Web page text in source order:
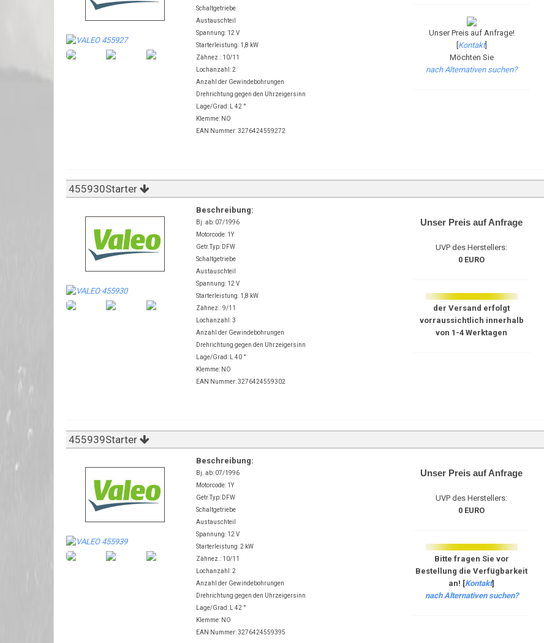
Schaltgetriebe
Austauschteil
Spannung: 12 V
Starterleistung: 1,8 kW
Zähnez.: 10/11
Lochanzahl: 2
Anzahl der Gewindebohrungen
Drehrichtung gegen den Uhrzeigersinn
Lage/Grad: L 42 °
Klemme: NO
EAN Nummer: 3276424559272
Unser Preis auf Anfrage!
Kontakt]
Möchten Sie
nach Alternativen suchen?
455930Starter
Beschreibung:
Bj. ab: 07/1996
Motorcode: 1Y
Getr.Typ: DFW
Schaltgetriebe
Austauschteil
Spannung: 12 V
Starterleistung: 1,8 kW
Zähnez.: 9/11
Lochanzahl: 3
Anzahl der Gewindebohrungen
Drehrichtung gegen den Uhrzeigersinn
Lage/Grad: L 40 °
Klemme: NO
EAN Nummer: 3276424559302
Unser Preis auf Anfrage
UVP des Herstellers:
0 EURO
der Versand erfolgt
vorraussichtlich innerhalb
von 1-4 Werktagen
455939Starter
Beschreibung:
Bj. ab: 07/1996
Motorcode: 1Y
Getr.Typ: DFW
Schaltgetriebe
Austauschteil
Spannung: 12 V
Starterleistung: 2 kW
Zähnez.: 10/11
Lochanzahl: 2
Anzahl der Gewindebohrungen
Drehrichtung gegen den Uhrzeigersinn
Lage/Grad: L 42 °
Klemme: NO
EAN Nummer: 3276424559395
Unser Preis auf Anfrage
UVP des Herstellers:
0 EURO
Bitte fragen Sie vor
Bestellung die Verfügbarkeit
an! [Kontakt]
nach Alternativen suchen?